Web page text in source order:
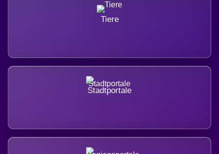
Tiere
Stadtportale